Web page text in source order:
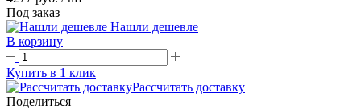
Под заказ
Нашли дешевле
В корзину
Купить в 1 клик
Рассчитать доставку
Поделиться